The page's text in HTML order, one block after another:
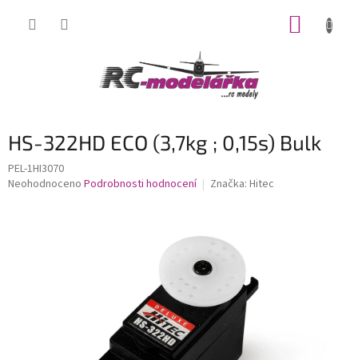
HS-322HD ECO (3,7kg ; 0,15s) Bulk
PEL-1HI3070
Průměrné
Neohodnoceno Podrobnosti hodnocení Značka: Hitec